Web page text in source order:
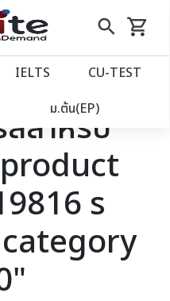
close
search
Skip
to
shopping_cart
รถเข็น
IELTS CU‑TEST
ม.ต้น(EP)
สำหรับ
s